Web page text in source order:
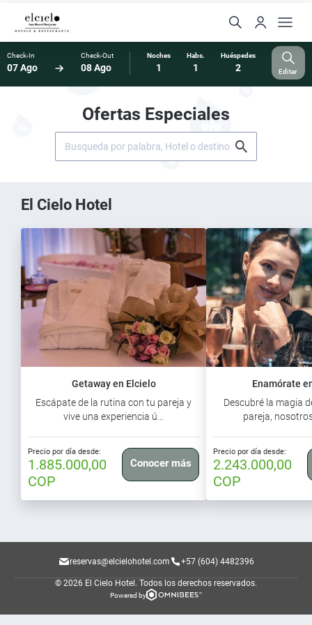
Check-In
07 Ago
Check-Out
08 Ago
Noches
1
Habs.
1
Huéspedes
2 Editar
Ofertas Especiales
El Cielo Hotel
Getaway en Elcielo
Escápate de la rutina con tu pareja y
vive una experiencia ú...
Precio por día desde:
1.885.000,00
COP
Conocer más
Enamórate
Descubré la magia
pareja,
Precio por día desde:
2.243.000,00
COP
reservas@elcielohotel.com +57 (604) 4482396
© 2026 El Cielo Hotel. Todos los derechos reservados.
Powered by